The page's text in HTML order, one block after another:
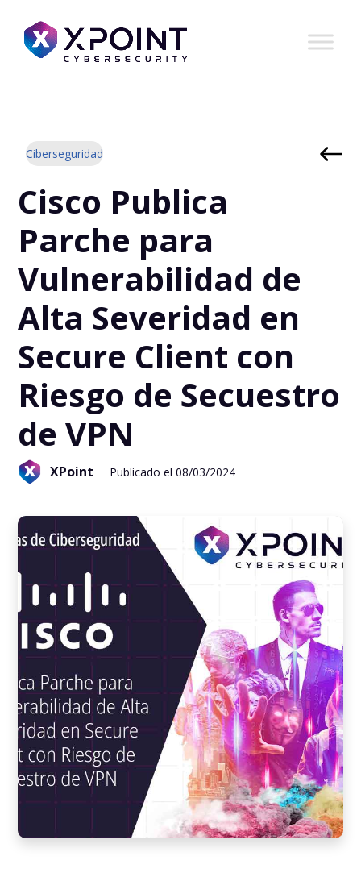
Ciberseguridad
Cisco Publica
Parche para
Vulnerabilidad de
Alta Severidad en
Secure Client con
Riesgo de Secuestro
de VPN
XPoint Publicado el 08/03/2024